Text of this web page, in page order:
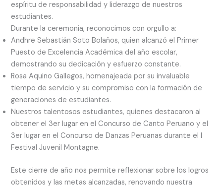
espíritu de responsabilidad y liderazgo de nuestros
estudiantes.
Durante la ceremonia, reconocimos con orgullo a:
Andhre Sebastián Soto Bolaños, quien alcanzó el Primer
Puesto de Excelencia Académica del año escolar,
demostrando su dedicación y esfuerzo constante.
Rosa Aquino Gallegos, homenajeada por su invaluable
tiempo de servicio y su compromiso con la formación de
generaciones de estudiantes.
Nuestros talentosos estudiantes, quienes destacaron al
obtener el 3er lugar en el Concurso de Canto Peruano y el
3er lugar en el Concurso de Danzas Peruanas durante el I
Festival Juvenil Montagne.
Este cierre de año nos permite reflexionar sobre los logros
obtenidos y las metas alcanzadas, renovando nuestra